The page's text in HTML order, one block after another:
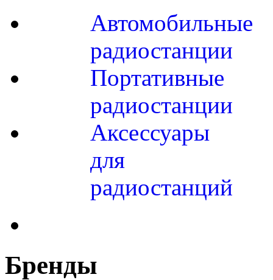
Автомобильные
радиостанции
Портативные
радиостанции
Аксессуары
для
радиостанций
Бренды